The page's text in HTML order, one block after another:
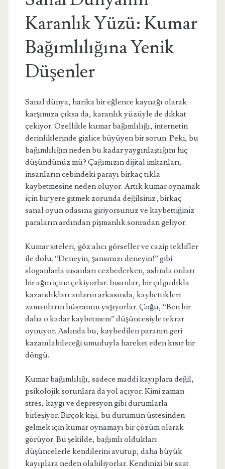
Karanlık Yüzü: Kumar
Bağımlılığına Yenik
Düşenler
Sanal dünya, harika bir eğlence kaynağı olarak
karşımıza çıksa da, karanlık yüzüyle de dikkat
çekiyor. Özellikle kumar bağımlılığı, internetin
derinliklerinde gizlice büyüyen bir sorun. Peki, bu
bağımlılığın neden bu kadar yaygınlaştığını hiç
düşündünüz mü? Çağımızın dijital imkanları,
insanların cebindeki parayı birkaç tıkla
kaybetmesine neden oluyor. Artık kumar oynamak
için bir yere gitmek zorunda değilsiniz; birkaç
sanal oyun odasına giriyorsunuz ve kaybettiğiniz
paraların ardından pişmanlık sonradan geliyor.
Kumar siteleri, göz alıcı görseller ve cazip teklifler
ile dolu. “Deneyin, şansınızı deneyin!” gibi
sloganlarla insanları cezbederken, aslında onları
bir ağın içine çekiyorlar. İnsanlar, bir çılgınlıkla
kazandıkları anların arkasında, kaybettikleri
zamanların hüsranını yaşıyorlar. Çoğu, “Ben bir
daha o kadar kaybetmem” düşüncesiyle tekrar
oynuyor. Aslında bu, kaybedilen paranın geri
kazanılabileceği umuduyla hareket eden kısır bir
döngü.
Kumar bağımlılığı, sadece maddi kayıplara değil,
psikolojik sorunlara da yol açıyor. Kimi zaman
stres, kaygı ve depresyon gibi durumlarla
birleşiyor. Birçok kişi, bu durumun üstesinden
gelmek için kumar oynamayı bir çözüm olarak
görüyor. Bu şekilde, bağımlı oldukları
düşüncelerle kendilerini avutup, daha büyük
kayıplara neden olabiliyorlar. Kendinizi bir saat